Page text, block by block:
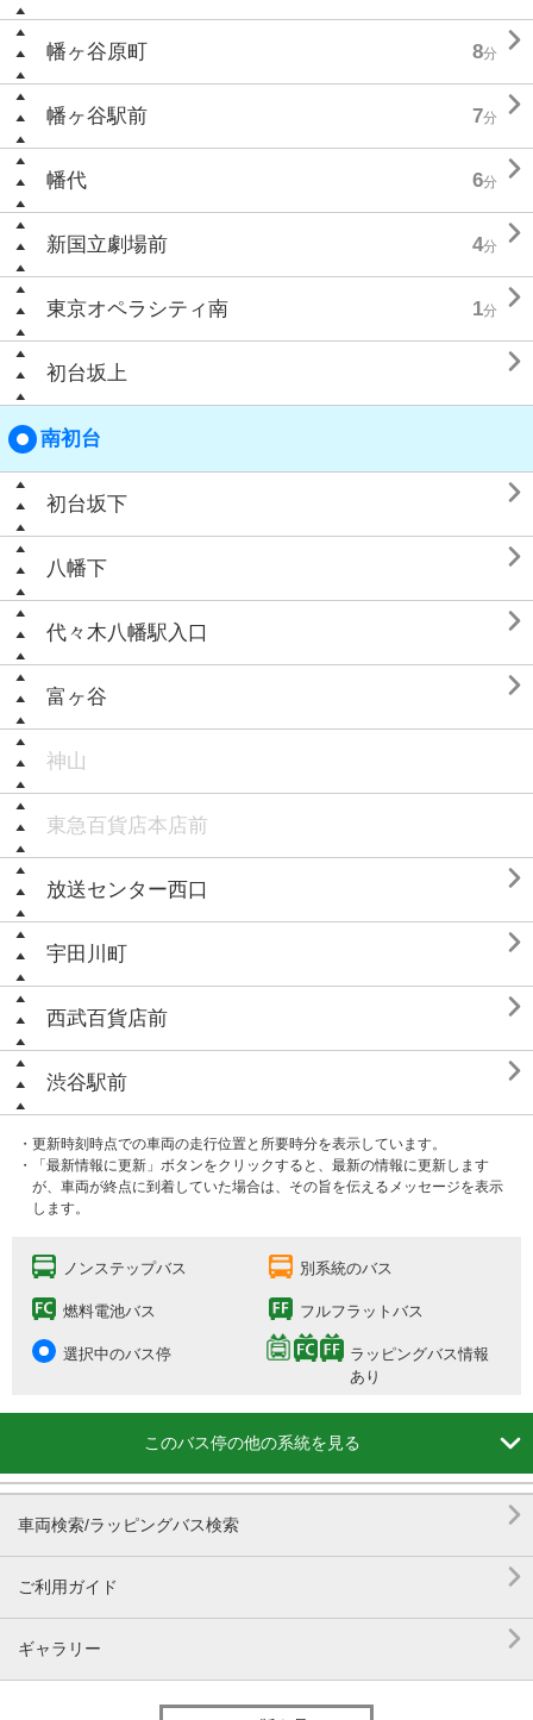
幡ヶ谷原町 8分 
幡ヶ谷駅前 7分 
幡代 6分 
新国立劇場前 4分 
東京オペラシティ南 1分 
初台坂上 
南初台
初台坂下 
八幡下 
代々木八幡駅入口 
富ヶ谷 
神山
東急百貨店本店前
放送センター西口 
宇田川町 
西武百貨店前 
渋谷駅前 
・更新時刻時点での車両の走行位置と所要時分を表示しています。
・「最新情報に更新」ボタンをクリックすると、最新の情報に更新します
が、車両が終点に到着していた場合は、その旨を伝えるメッセージを表示
します。
ノンステップバス 別系統のバス
燃料電池バス フルフラットバス
選択中のバス停
ラッピングバス情報
あり
このバス停の他の系統を見る 
車両検索/ラッピングバス検索 
ご利用ガイド 
ギャラリー 